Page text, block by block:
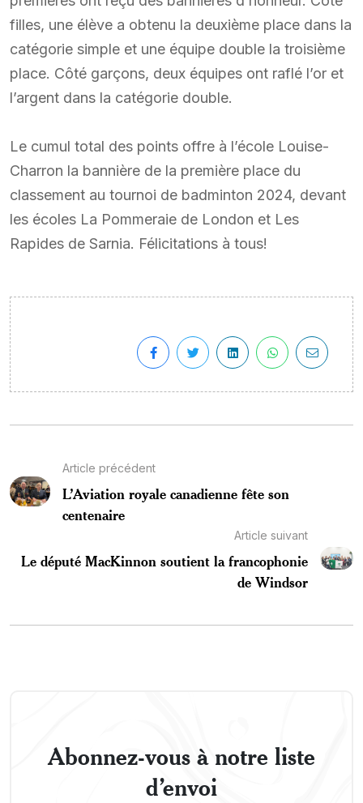
filles, une élève a obtenu la deuxième place dans la
catégorie simple et une équipe double la troisième
place. Côté garçons, deux équipes ont raflé l’or et
l’argent dans la catégorie double.
Le cumul total des points offre à l’école Louise-
Charron la bannière de la première place du
classement au tournoi de badminton 2024, devant
les écoles La Pommeraie de London et Les
Rapides de Sarnia. Félicitations à tous!
Article précédent
L’Aviation royale canadienne fête son
centenaire
Article suivant
Le député MacKinnon soutient la francophonie
de Windsor
Abonnez-vous à notre liste
d’envoi